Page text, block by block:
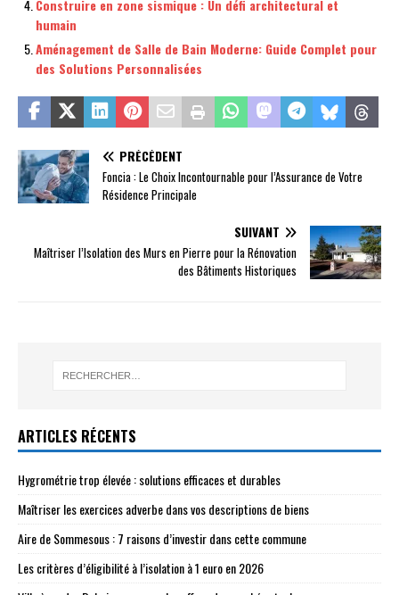
Construire en zone sismique : Un défi architectural et
humain
Aménagement de Salle de Bain Moderne: Guide Complet pour
des Solutions Personnalisées
PRÉCÉDENT
Foncia : Le Choix Incontournable pour l’Assurance de Votre
Résidence Principale
SUIVANT
Maîtriser l’Isolation des Murs en Pierre pour la Rénovation
des Bâtiments Historiques
ARTICLES RÉCENTS
Hygrométrie trop élevée : solutions efficaces et durables
Maîtriser les exercices adverbe dans vos descriptions de biens
Aire de Sommesous : 7 raisons d’investir dans cette commune
Les critères d’éligibilité à l’isolation à 1 euro en 2026